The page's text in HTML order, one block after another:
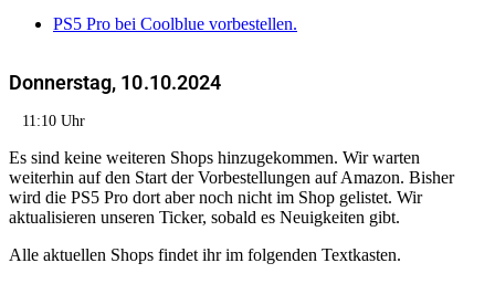
PS5 Pro bei Coolblue vorbestellen.
Donnerstag, 10.10.2024
11:10 Uhr
Es sind keine weiteren Shops hinzugekommen. Wir warten
weiterhin auf den Start der Vorbestellungen auf Amazon. Bisher
wird die PS5 Pro dort aber noch nicht im Shop gelistet. Wir
aktualisieren unseren Ticker, sobald es Neuigkeiten gibt.
Alle aktuellen Shops findet ihr im folgenden Textkasten.